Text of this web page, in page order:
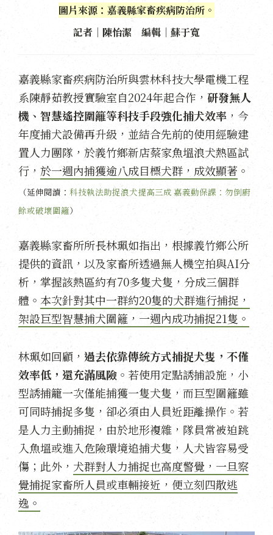
圖片來源：嘉義縣家畜疾病防治所。
記者｜陳怡潔 編輯｜蘇于寬
嘉義縣家畜疾病防治所與雲林科技大學電機工程
系陳靜茹教授實驗室自2024年起合作， 研發無人
機、智慧遙控圍籬等科技手段強化捕犬效率 ，今
年度捕犬設備再升級，並結合先前的使用經驗建
置人力團隊，於義竹鄉新店蔡家魚塭浪犬熱區試
行， 於一週內捕獲逾八成目標犬群，成效顯著 。
（延伸閱讀： 科技執法助捉浪犬提高三成 嘉義動保課：勿倒廚
餘或破壞圍籬）
嘉義縣家畜所所長林珮如指出，根據義竹鄉公所
提供的資訊，以及家畜所透過無人機空拍與AI分
析，掌握該熱區約有70多隻犬隻，分成三個群
體。 本次針對其中一群約20隻的犬群進行捕捉，
架設巨型智慧捕犬圍籬，一週內成功捕捉21隻。
林珮如回顧， 過去依靠傳統方式捕捉犬隻，不僅
效率低，還充滿風險 。若使用定點誘捕設施，小
型誘捕籠一次僅能捕獲一隻犬隻，而巨型圍籬雖
可同時捕捉多隻，卻必須由人員近距離操作。若
是人力主動捕捉，由於地形複雜，隊員常被迫跳
入魚塭或進入危險環境追捕犬隻，人犬皆容易受
傷；此外， 犬群對人力捕捉也高度警覺，一旦察
覺捕捉家畜所人員或車輛接近，便立刻四散逃
逸。